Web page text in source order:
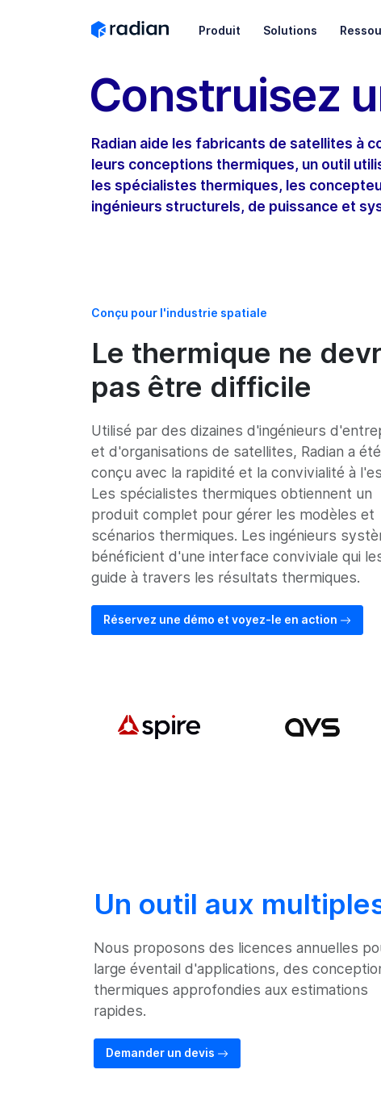
Produit Solutions
Construisez
Radian aide les fabricants de satellites à
leurs conceptions thermiques, un outil
les spécialistes thermiques, les
ingénieurs structurels, de puissance et
Conçu pour l'industrie spatiale
Le thermique ne
pas être difficile
Utilisé par des dizaines d'ingénieurs
et d'organisations de satellites, Radian a été
conçu avec la rapidité et la convivialité à
Les spécialistes thermiques obtiennent un
produit complet pour gérer les modèles et
scénarios thermiques. Les ingénieurs
bénéficient d'une interface conviviale qui
guide à travers les résultats thermiques.
Réservez une démo et voyez-le en action
Un outil aux
Nous proposons des licences annuelles
large éventail d'applications, des
thermiques approfondies aux estimations
rapides.
Demander un devis